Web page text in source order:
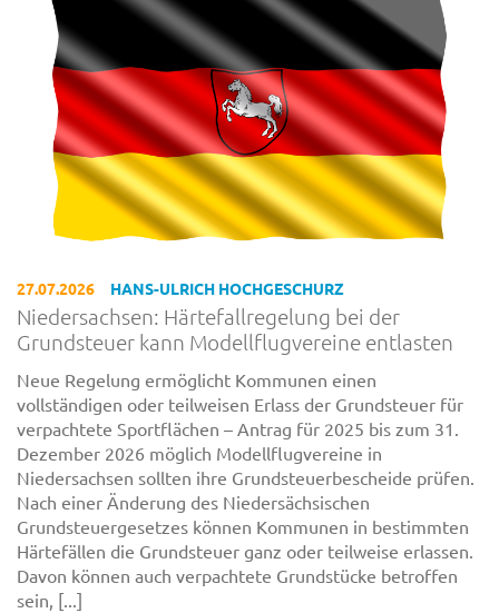
27.07.2026 HANS-ULRICH HOCHGESCHURZ
Niedersachsen: Härtefallregelung bei der
Grundsteuer kann Modellflugvereine entlasten
Neue Regelung ermöglicht Kommunen einen
vollständigen oder teilweisen Erlass der Grundsteuer für
verpachtete Sportflächen – Antrag für 2025 bis zum 31.
Dezember 2026 möglich Modellflugvereine in
Niedersachsen sollten ihre Grundsteuerbescheide prüfen.
Nach einer Änderung des Niedersächsischen
Grundsteuergesetzes können Kommunen in bestimmten
Härtefällen die Grundsteuer ganz oder teilweise erlassen.
Davon können auch verpachtete Grundstücke betroffen
sein, [...]